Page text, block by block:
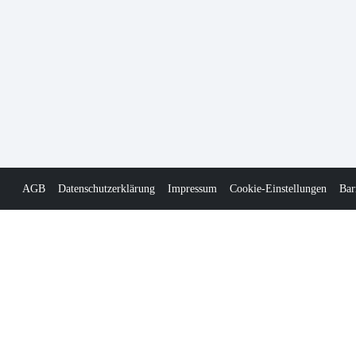
AGB Datenschutzerklärung Impressum Cookie-Einstellungen